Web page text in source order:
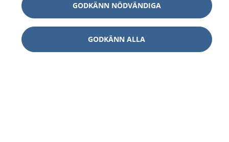
GODKÄNN NÖDVÄNDIGA
GODKÄNN ALLA